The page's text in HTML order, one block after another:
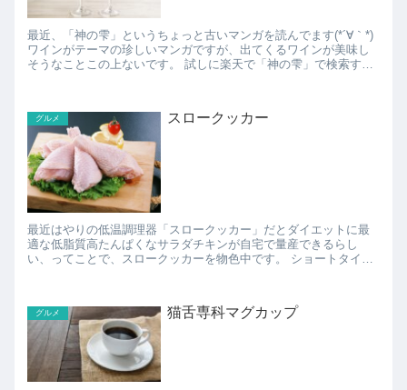
最近、「神の雫」というちょっと古いマンガを読んでます(*´∀｀*)
ワインがテーマの珍しいマンガですが、出てくるワインが美味し
そうなことこの上ないです。 試しに楽天で「神の雫」で検索する
グルメ スロークッカー
最近はやりの低温調理器「スロークッカー」だとダイエットに最
適な低脂質高たんぱくなサラダチキンが自宅で量産できるらし
い、ってことで、スロークッカーを物色中です。 ショートタイプ
グルメ 猫舌専科マグカップ